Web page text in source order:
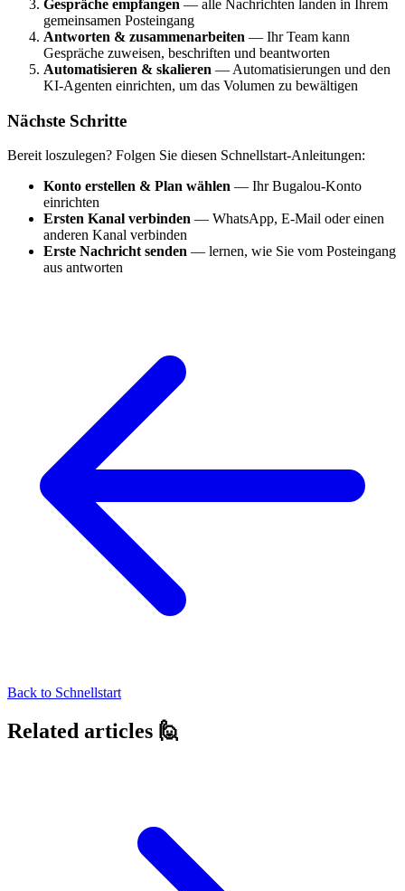
Gespräche empfangen — alle Nachrichten landen in Ihrem
gemeinsamen Posteingang
Antworten & zusammenarbeiten — Ihr Team kann
Gespräche zuweisen, beschriften und beantworten
Automatisieren & skalieren — Automatisierungen und den
KI-Agenten einrichten, um das Volumen zu bewältigen
Nächste Schritte
Bereit loszulegen? Folgen Sie diesen Schnellstart-Anleitungen:
Konto erstellen & Plan wählen — Ihr Bugalou-Konto
einrichten
Ersten Kanal verbinden — WhatsApp, E-Mail oder einen
anderen Kanal verbinden
Erste Nachricht senden — lernen, wie Sie vom Posteingang
aus antworten
Back to Schnellstart
Related articles 🙋